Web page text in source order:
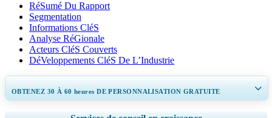
RéSumé Du Rapport
Segmentation
Informations CléS
Analyse RéGionale
Acteurs CléS Couverts
DéVeloppements CléS De L’Industrie
OBTENEZ 30 À 60heures DE PERSONNALISATION GRATUITE